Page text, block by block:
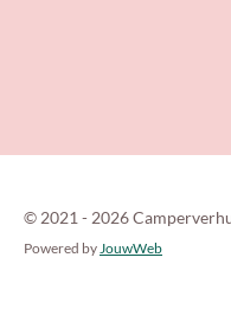
© 2021 - 2026
Powered by JouwWeb